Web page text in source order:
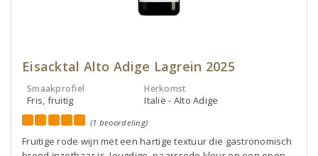
Eisacktal Alto Adige Lagrein 2025
Smaakprofiel
Fris, fruitig
Herkomst
Italië - Alto Adige
(1 beoordeling)
Fruitige rode wijn met een hartige textuur die gastronomisch